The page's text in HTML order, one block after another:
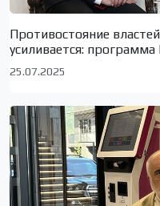
Противостояние
усиливается:
25.07.2025